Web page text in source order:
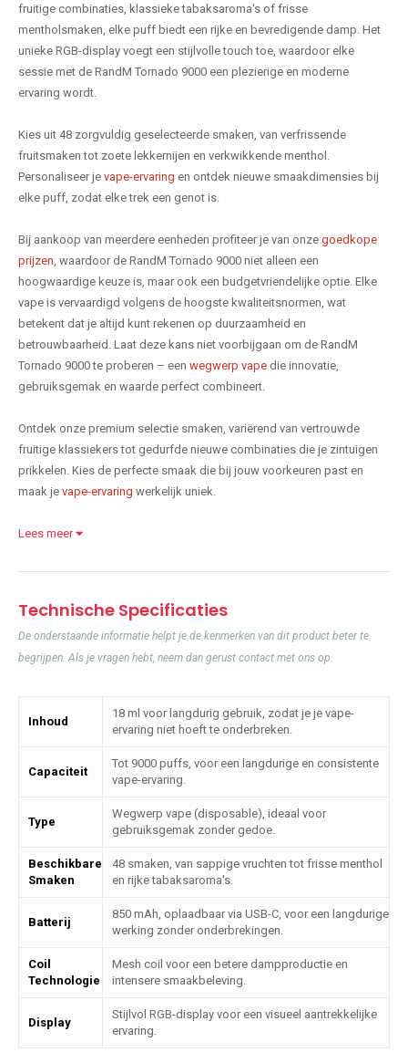
fruitige combinaties, klassieke tabaksaroma's of frisse
mentholsmaken, elke puff biedt een rijke en bevredigende damp. Het
unieke RGB-display voegt een stijlvolle touch toe, waardoor elke
sessie met de RandM Tornado 9000 een plezierige en moderne
ervaring wordt.
Kies uit 48 zorgvuldig geselecteerde smaken, van verfrissende
fruitsmaken tot zoete lekkernijen en verkwikkende menthol.
Personaliseer je vape-ervaring en ontdek nieuwe smaakdimensies bij
elke puff, zodat elke trek een genot is.
Bij aankoop van meerdere eenheden profiteer je van onze goedkope
prijzen , waardoor de RandM Tornado 9000 niet alleen een
hoogwaardige keuze is, maar ook een budgetvriendelijke optie. Elke
vape is vervaardigd volgens de hoogste kwaliteitsnormen, wat
betekent dat je altijd kunt rekenen op duurzaamheid en
betrouwbaarheid. Laat deze kans niet voorbijgaan om de RandM
Tornado 9000 te proberen – een wegwerp vape die innovatie,
gebruiksgemak en waarde perfect combineert.
Ontdek onze premium selectie smaken, variërend van vertrouwde
fruitige klassiekers tot gedurfde nieuwe combinaties die je zintuigen
prikkelen. Kies de perfecte smaak die bij jouw voorkeuren past en
maak je vape-ervaring werkelijk uniek.
Lees meer
Technische Specificaties
De onderstaande informatie helpt je de kenmerken van dit product beter te
begrijpen. Als je vragen hebt, neem dan gerust contact met ons op.
Inhoud
18 ml voor langdurig gebruik, zodat je je vape-
ervaring niet hoeft te onderbreken.
Capaciteit
Tot 9000 puffs, voor een langdurige en consistente
vape-ervaring.
Type
Wegwerp vape (disposable), ideaal voor
gebruiksgemak zonder gedoe.
Beschikbare
Smaken
48 smaken, van sappige vruchten tot frisse menthol
en rijke tabaksaroma's.
Batterij
850 mAh, oplaadbaar via USB-C, voor een langdurige
werking zonder onderbrekingen.
Coil
Technologie
Mesh coil voor een betere dampproductie en
intensere smaakbeleving.
Display
Stijlvol RGB-display voor een visueel aantrekkelijke
ervaring.